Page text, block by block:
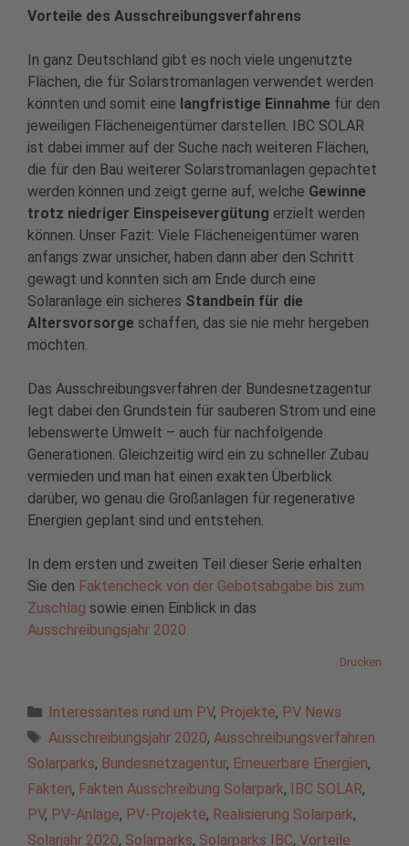
Vorteile des Ausschreibungsverfahrens
In ganz Deutschland gibt es noch viele ungenutzte
Flächen, die für Solarstromanlagen verwendet werden
könnten und somit eine langfristige Einnahme für den
jeweiligen Flächeneigentümer darstellen. IBC SOLAR
ist dabei immer auf der Suche nach weiteren Flächen,
die für den Bau weiterer Solarstromanlagen gepachtet
werden können und zeigt gerne auf, welche Gewinne
trotz niedriger Einspeisevergütung erzielt werden
können. Unser Fazit: Viele Flächeneigentümer waren
anfangs zwar unsicher, haben dann aber den Schritt
gewagt und konnten sich am Ende durch eine
Solaranlage ein sicheres Standbein für die
Altersvorsorge schaffen, das sie nie mehr hergeben
möchten.
Das Ausschreibungsverfahren der Bundesnetzagentur
legt dabei den Grundstein für sauberen Strom und eine
lebenswerte Umwelt – auch für nachfolgende
Generationen. Gleichzeitig wird ein zu schneller Zubau
vermieden und man hat einen exakten Überblick
darüber, wo genau die Großanlagen für regenerative
Energien geplant sind und entstehen.
In dem ersten und zweiten Teil dieser Serie erhalten
Sie den Faktencheck von der Gebotsabgabe bis zum
Zuschlag sowie einen Einblick in das
Ausschreibungsjahr 2020.
Drucken
Kategorien
Interessantes rund um PV, Projekte, PV News
Schlagwörter
Ausschreibungsjahr 2020, Ausschreibungsverfahren
Solarparks, Bundesnetzagentur, Erneuerbare Energien,
Fakten, Fakten Ausschreibung Solarpark, IBC SOLAR,
PV, PV-Anlage, PV-Projekte, Realisierung Solarpark,
Solarjahr 2020, Solarparks, Solarparks IBC, Vorteile